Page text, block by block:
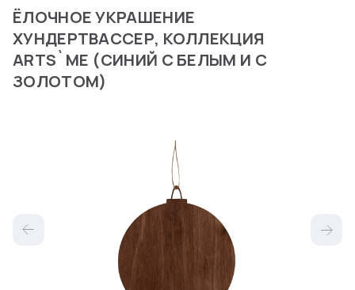
ЁЛОЧНОЕ УКРАШЕНИЕ
ХУНДЕРТВАССЕР, КОЛЛЕКЦИЯ
ARTS`ME (СИНИЙ С БЕЛЫМ И С
ЗОЛОТОМ)